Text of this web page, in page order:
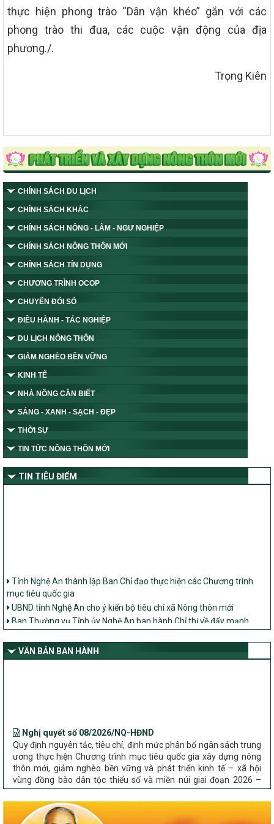
thực hiện phong trào “Dân vận khéo” gắn với các
phong trào thi đua, các cuộc vận động của địa
phương./.
Trọng Kiên
CHÍNH SÁCH DU LỊCH
CHÍNH SÁCH KHÁC
CHÍNH SÁCH NÔNG - LÂM - NGƯ NGHIỆP
CHÍNH SÁCH NÔNG THÔN MỚI
CHÍNH SÁCH TÍN DỤNG
CHƯƠNG TRÌNH OCOP
CHUYỂN ĐỔI SỐ
ĐIỀU HÀNH - TÁC NGHIỆP
DU LỊCH NÔNG THÔN
GIẢM NGHÈO BỀN VỮNG
KINH TẾ
NHÀ NÔNG CẦN BIẾT
SÁNG - XANH - SẠCH - ĐẸP
THỜI SỰ
TIN TỨC NÔNG THÔN MỚI
TIN TIÊU ĐIỂM
Tỉnh Nghệ An thành lập Ban Chỉ đạo thực hiện các Chương trình
mục tiêu quốc gia
UBND tỉnh Nghệ An cho ý kiến bộ tiêu chí xã Nông thôn mới
Ban Thường vụ Tỉnh ủy Nghệ An ban hành Chỉ thị về đẩy mạnh
thực hiện Chương trình mục tiêu quốc gia xây dựng nông thôn mới,
dân tộc thiểu số và miền núi giai đoạn 2026 – 2030 trên địa bàn tỉnh
Nghệ An
VĂN BẢN BAN HÀNH
Quy định nguyên tắc, tiêu chí, định mức phân bổ ngân sách trung
ương thực hiện Chương trình mục tiêu quốc gia xây dựng nông
thôn mới, giảm nghèo bền vững và phát triển kinh tế – xã hội
vùng đồng bào dân tộc thiểu số và miền núi giai đoạn 2026 –
2030 trên địa bàn tỉnh Nghệ An
Chỉ Thị số 22-CT/TU
về đẩy mạnh thực hiện Chương trình mục tiêu quốc gia xây dựng